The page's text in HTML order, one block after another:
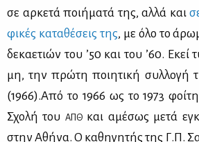
σε αρ­κε­τά ποι­ή­μα­τά της, αλ­λά και
φι­κές κα­τα­θέ­σεις της, με όλο το
δε­κα­ε­τιών του ’50 και του ’60.
μη, την πρώ­τη ποι­η­τι­κή συλ­λο­γή
(1966).Από το 1966 ως το 1973
Σχο­λή του ΑΠΘκαι αμέ­σως με­τά
στην Αθή­να. Ο κα­θη­γη­τής της Γ.Π.